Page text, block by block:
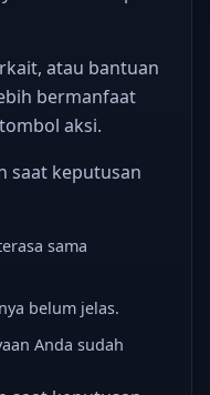
atau bantuan
bermanfaat
aksi.
saat keputusan
sama
belum jelas.
Anda sudah